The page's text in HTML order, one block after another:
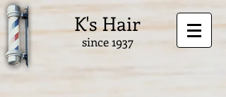
K's Hair
since 1937